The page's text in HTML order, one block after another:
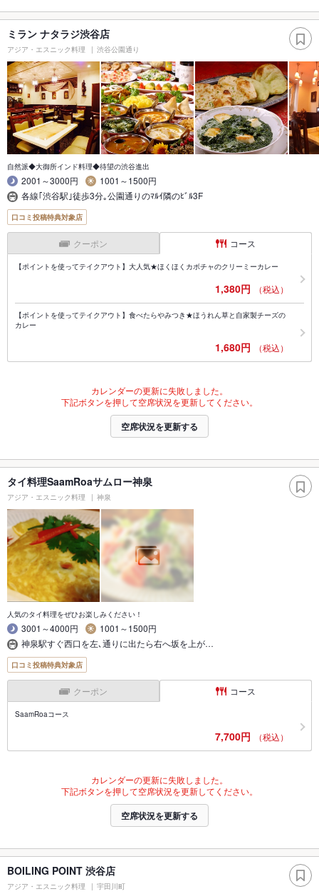
ミラン ナタラジ渋谷店
アジア・エスニック料理 渋谷公園通り
自然派◆大御所インド料理◆待望の渋谷進出
2001～3000円
1001～1500円
各線｢渋谷駅｣徒歩3分｡公園通りのﾏﾙｲ隣のﾋﾞﾙ3F
口コミ投稿特典対象店
クーポン コース
【ポイントを使ってテイクアウト】大人気★ほくほくカボチャのクリーミーカレー
1,380円 （税込）
【ポイントを使ってテイクアウト】食べたらやみつき★ほうれん草と自家製チーズの
カレー
1,680円 （税込）
カレンダーの更新に失敗しました。
下記ボタンを押して空席状況を更新してください。
空席状況を更新する
タイ料理SaamRoaサムロー神泉
アジア・エスニック料理 神泉
人気のタイ料理をぜひお楽しみください！
3001～4000円
1001～1500円
神泉駅すぐ西口を左､通りに出たら右へ坂を上が…
口コミ投稿特典対象店
クーポン コース
SaamRoaコース
7,700円 （税込）
カレンダーの更新に失敗しました。
下記ボタンを押して空席状況を更新してください。
空席状況を更新する
BOILING POINT 渋谷店
アジア・エスニック料理 宇田川町